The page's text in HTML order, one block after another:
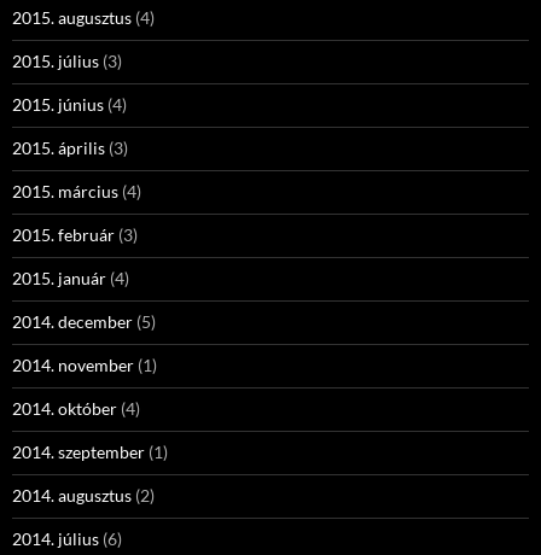
2015. augusztus (4)
2015. július (3)
2015. június (4)
2015. április (3)
2015. március (4)
2015. február (3)
2015. január (4)
2014. december (5)
2014. november (1)
2014. október (4)
2014. szeptember (1)
2014. augusztus (2)
2014. július (6)